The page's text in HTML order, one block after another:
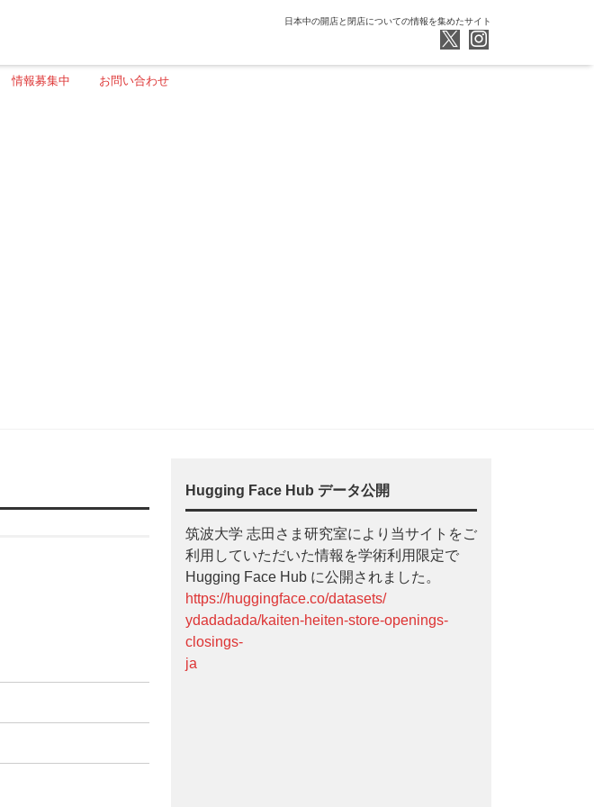
日本中の開店と閉店についての情報を集めたサイト
情報募集中 お問い合わせ
Hugging Face Hub データ公開
筑波大学 志田さま研究室により当サイトをご
利用していただいた情報を学術利用限定で
Hugging Face Hub に公開されました。
https://huggingface.co/datasets/
ydadadada/kaiten-heiten-store-openings-
closings-
ja